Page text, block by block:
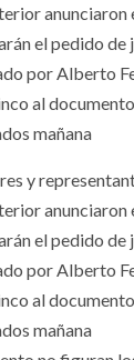
anunciaron
el pedido
por Alberto
al
mañana
y
anunciaron
el pedido
por Alberto
al
mañana